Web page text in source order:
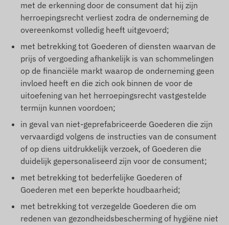
met de erkenning door de consument dat hij zijn
herroepingsrecht verliest zodra de onderneming de
overeenkomst volledig heeft uitgevoerd;
met betrekking tot Goederen of diensten waarvan de
prijs of vergoeding afhankelijk is van schommelingen
op de financiële markt waarop de onderneming geen
invloed heeft en die zich ook binnen de voor de
uitoefening van het herroepingsrecht vastgestelde
termijn kunnen voordoen;
in geval van niet-geprefabriceerde Goederen die zijn
vervaardigd volgens de instructies van de consument
of op diens uitdrukkelijk verzoek, of Goederen die
duidelijk gepersonaliseerd zijn voor de consument;
met betrekking tot bederfelijke Goederen of
Goederen met een beperkte houdbaarheid;
met betrekking tot verzegelde Goederen die om
redenen van gezondheidsbescherming of hygiëne niet